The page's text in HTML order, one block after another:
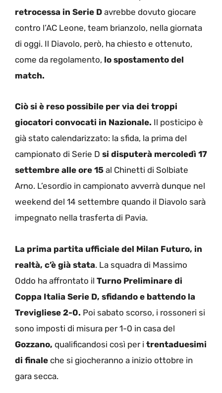
retrocessa in Serie D avrebbe dovuto giocare
contro l’AC Leone, team brianzolo, nella giornata
di oggi. Il Diavolo, però, ha chiesto e ottenuto,
come da regolamento, lo spostamento del
match.
Ciò si è reso possibile per via dei troppi
giocatori convocati in Nazionale. Il posticipo è
già stato calendarizzato: la sfida, la prima del
campionato di Serie D si disputerà mercoledì 17
settembre alle ore 15 al Chinetti di Solbiate
Arno. L’esordio in campionato avverrà dunque nel
weekend del 14 settembre quando il Diavolo sarà
impegnato nella trasferta di Pavia.
La prima partita ufficiale del Milan Futuro, in
realtà, c’è già stata. La squadra di Massimo
Oddo ha affrontato il Turno Preliminare di
Coppa Italia Serie D, sfidando e battendo la
Trevigliese 2-0. Poi sabato scorso, i rossoneri si
sono imposti di misura per 1-0 in casa del
Gozzano, qualificandosi così per i trentaduesimi
di finale che si giocheranno a inizio ottobre in
gara secca.